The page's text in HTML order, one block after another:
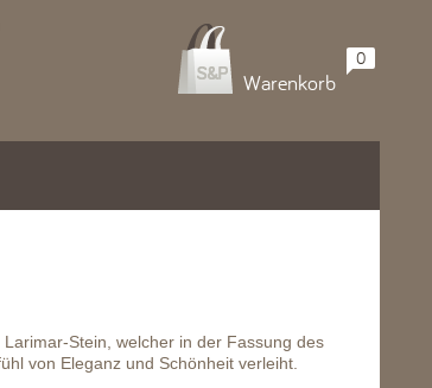
Warenkorb
0
Stein, welcher in der Fassung des
von Eleganz und Schönheit verleiht.